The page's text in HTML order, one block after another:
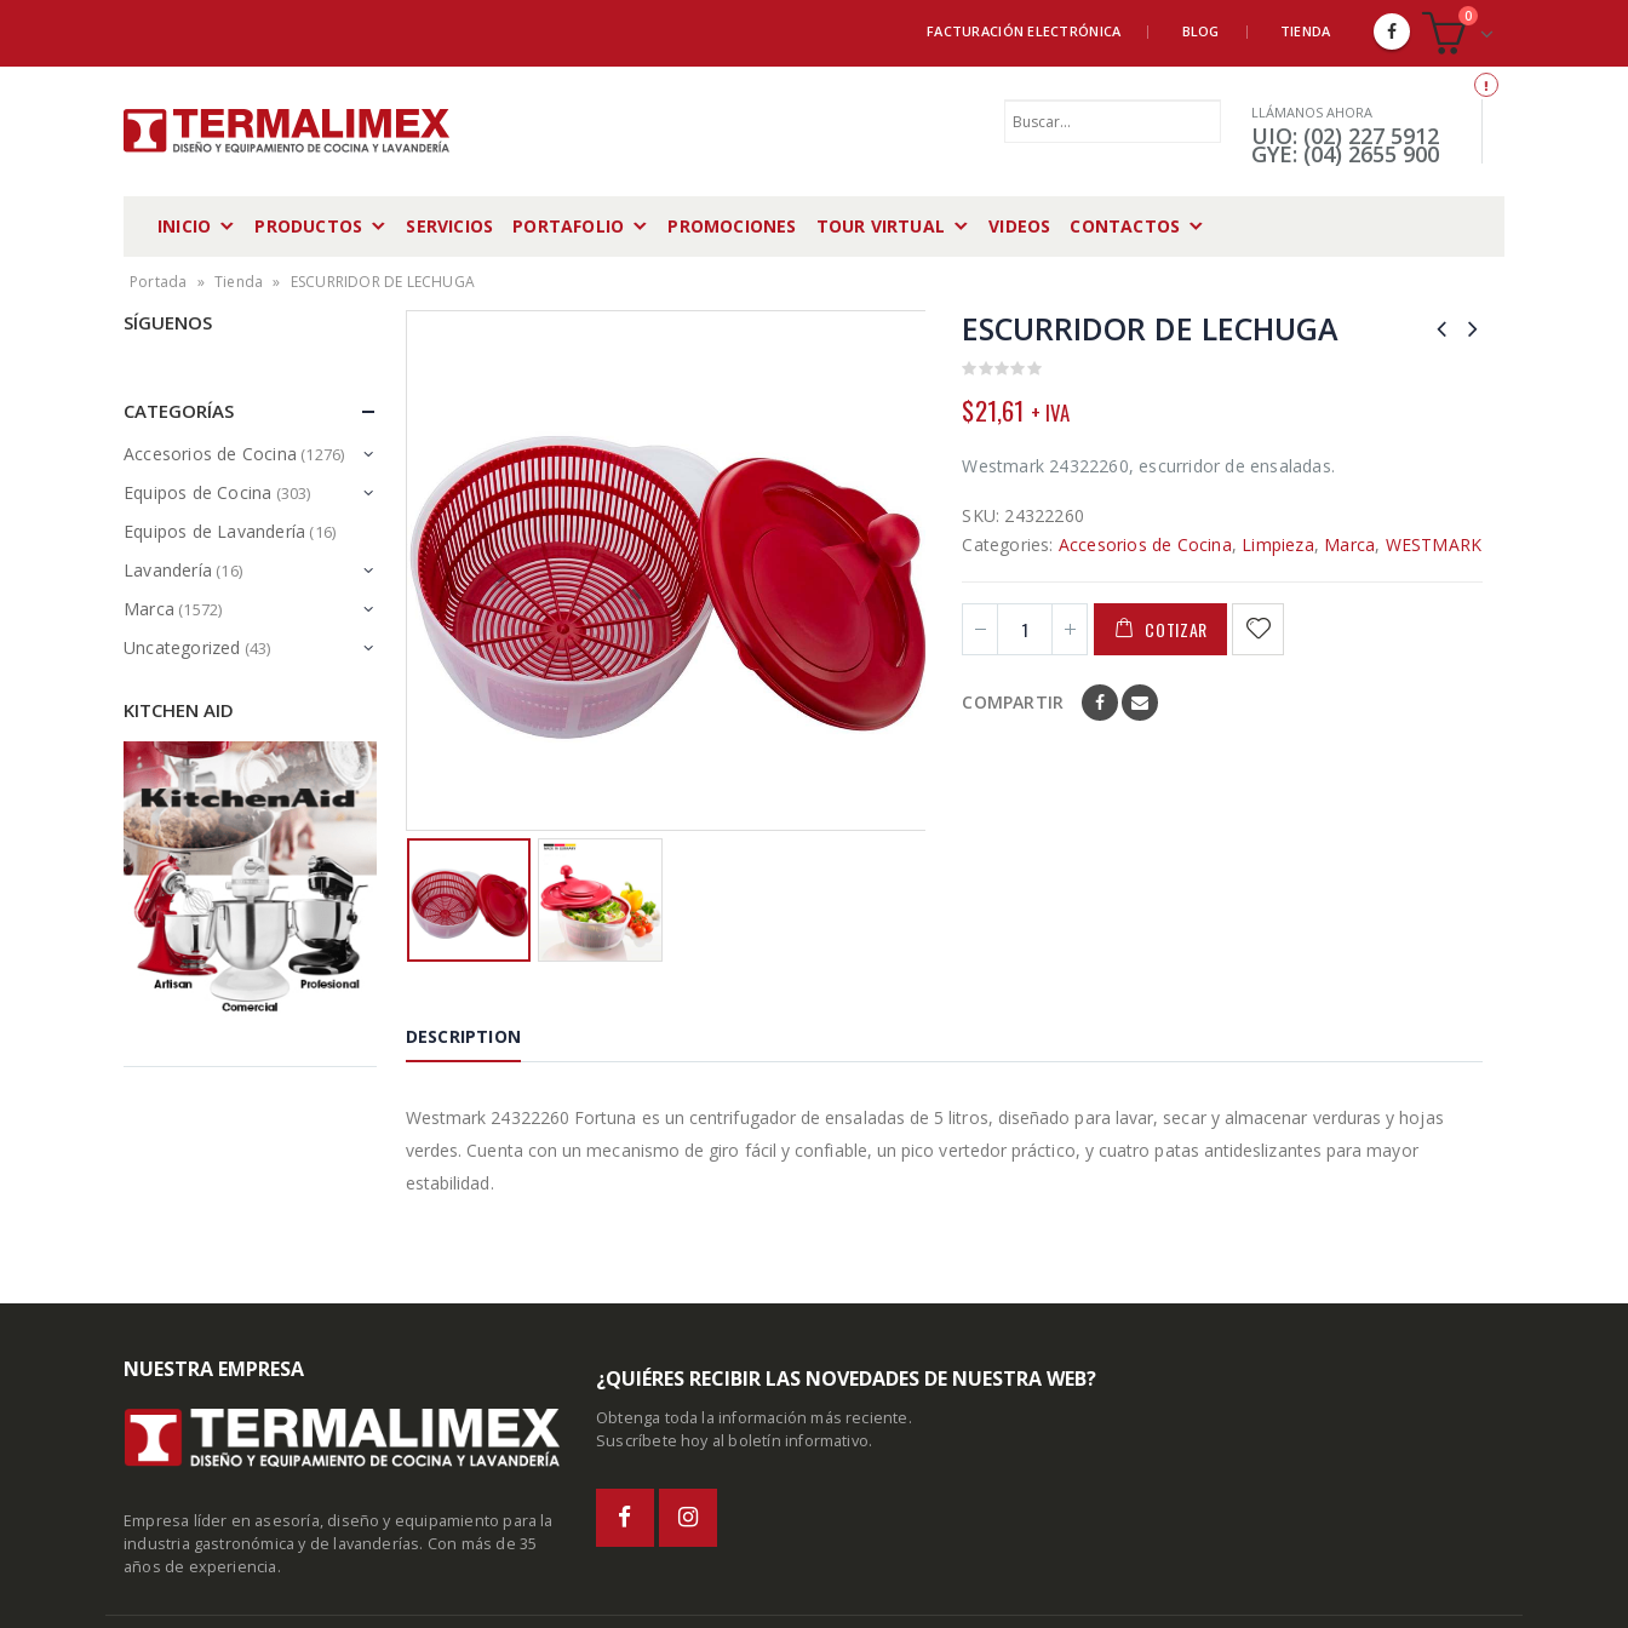
FACTURACIÓN ELECTRÓNICA BLOG TIENDA
0
LLÁMANOS AHORA
UIO: (02) 227 5912
GYE: (04) 2655 900
INICIO PRODUCTOS SERVICIOS PORTAFOLIO PROMOCIONES TOUR VIRTUAL VIDEOS CONTACTOS
Portada » Tienda » ESCURRIDOR DE LECHUGA
ESCURRIDOR DE LECHUGA
out
of
$21,61 + IVA
Westmark 24322260, escurridor de ensaladas.
SKU: 24322260
Categories: Accesorios de Cocina, Limpieza, Marca, WESTMARK
COTIZAR
COMPARTIR
DESCRIPTION
Westmark 24322260 Fortuna es un centrifugador de ensaladas de 5 litros, diseñado para lavar, secar y almacenar verduras y hojas
verdes. Cuenta con un mecanismo de giro fácil y confiable, un pico vertedor práctico, y cuatro patas antideslizantes para mayor
estabilidad.
SÍGUENOS
CATEGORÍAS
Accesorios de Cocina (1276)
Equipos de Cocina (303)
Equipos de Lavandería (16)
Lavandería (16)
Marca (1572)
Uncategorized (43)
KITCHEN AID
NUESTRA EMPRESA
Empresa líder en asesoría, diseño y equipamiento para la
industria gastronómica y de lavanderías. Con más de 35
años de experiencia.
¿QUIÉRES RECIBIR LAS NOVEDADES DE NUESTRA WEB?
Obtenga toda la información más reciente.
Suscríbete hoy al boletín informativo.